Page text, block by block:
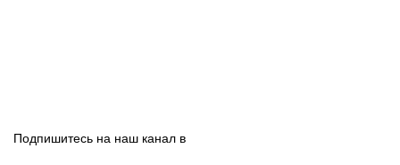
Подпишитесь на наш канал в